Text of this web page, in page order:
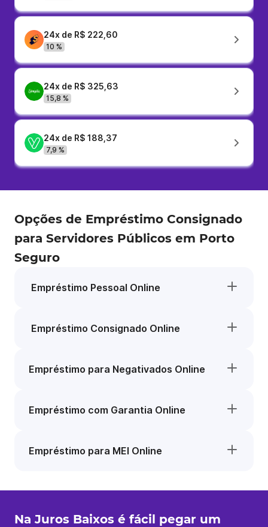
24x de R$ 222,60
10 %
24x de R$ 325,63
15,8 %
24x de R$ 188,37
7,9 %
Opções de Empréstimo Consignado
para Servidores Públicos em Porto
Seguro
Empréstimo Pessoal Online
Empréstimo Consignado Online
Empréstimo para Negativados Online
Empréstimo com Garantia Online
Empréstimo para MEI Online
Na Juros Baixos é fácil pegar um